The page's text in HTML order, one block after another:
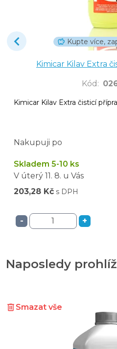
Kupte více,
Kimicar Kilav Extra
Kód :
Kimicar Kilav Extra čisticí
Nakupuji po
Skladem 5-10 ks
V úterý 11. 8. u Vás
203,28 Kč s DPH
- +
Naposledy
Smazat vše